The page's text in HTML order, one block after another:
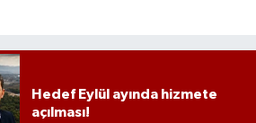
Hedef Eylül ayında hizmete
açılması!